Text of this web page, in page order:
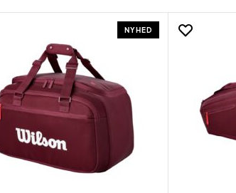
NYHED